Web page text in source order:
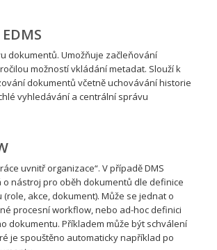
dokumentů. Umožňuje začleňování
možností vkládání metadat. Slouží k
dokumentů včetně uchovávání historie
vyhledávání a centrální správu
uvnitř organizace“. V případě DMS
o nástroj pro oběh dokumentů dle definice
akce, dokument). Může se jednat o
procesní workflow, nebo ad-hoc definici
dokumentu. Příkladem může být schválení
je spouštěno automaticky například po